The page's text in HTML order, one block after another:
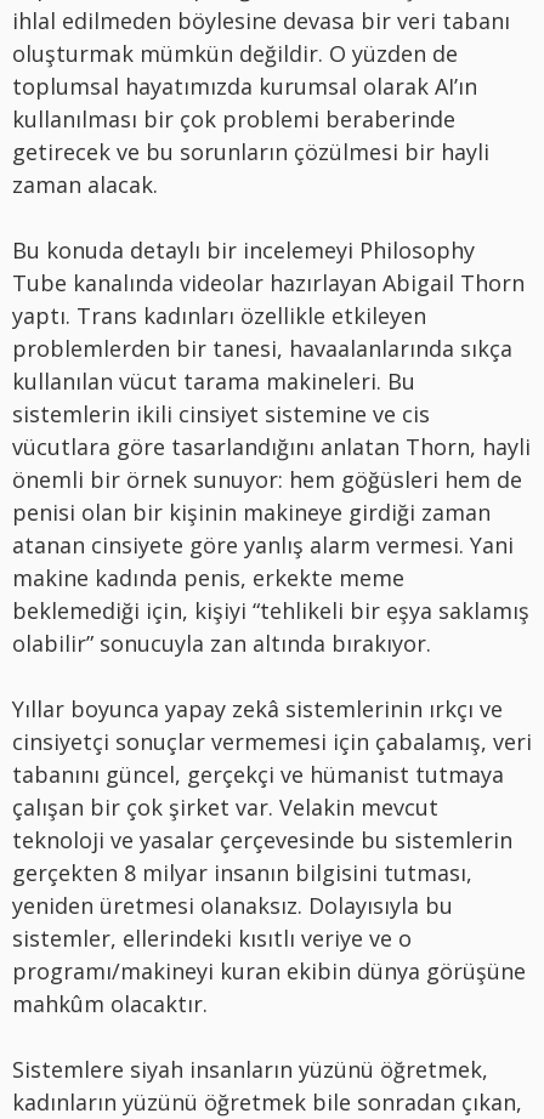
ihlal edilmeden böylesine devasa bir veri tabanı
oluşturmak mümkün değildir. O yüzden de
toplumsal hayatımızda kurumsal olarak AI’ın
kullanılması bir çok problemi beraberinde
getirecek ve bu sorunların çözülmesi bir hayli
zaman alacak.
Bu konuda detaylı bir incelemeyi Philosophy
Tube kanalında videolar hazırlayan Abigail Thorn
yaptı. Trans kadınları özellikle etkileyen
problemlerden bir tanesi, havaalanlarında sıkça
kullanılan vücut tarama makineleri. Bu
sistemlerin ikili cinsiyet sistemine ve cis
vücutlara göre tasarlandığını anlatan Thorn, hayli
önemli bir örnek sunuyor: hem göğüsleri hem de
penisi olan bir kişinin makineye girdiği zaman
atanan cinsiyete göre yanlış alarm vermesi. Yani
makine kadında penis, erkekte meme
beklemediği için, kişiyi “tehlikeli bir eşya saklamış
olabilir” sonucuyla zan altında bırakıyor.
Yıllar boyunca yapay zekâ sistemlerinin ırkçı ve
cinsiyetçi sonuçlar vermemesi için çabalamış, veri
tabanını güncel, gerçekçi ve hümanist tutmaya
çalışan bir çok şirket var. Velakin mevcut
teknoloji ve yasalar çerçevesinde bu sistemlerin
gerçekten 8 milyar insanın bilgisini tutması,
yeniden üretmesi olanaksız. Dolayısıyla bu
sistemler, ellerindeki kısıtlı veriye ve o
programı/makineyi kuran ekibin dünya görüşüne
mahkûm olacaktır.
Sistemlere siyah insanların yüzünü öğretmek,
kadınların yüzünü öğretmek bile sonradan çıkan,